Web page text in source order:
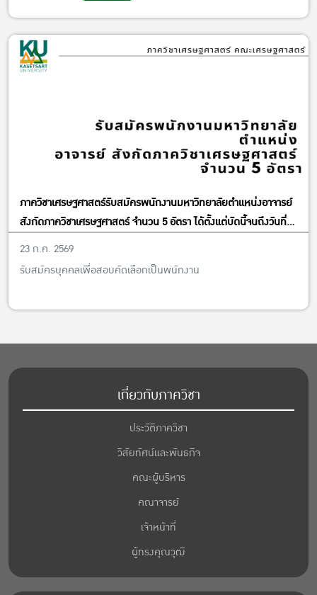
ภาควิชาเศรษฐศาสตร์รับสมัครพนักงานมหาวิทยาลัยตำแหน่งอาจารย์
สังกัดภาควิชาเศรษฐศาสตร์ จำนวน 5 อัตรา ได้ตั้งแต่บัดนี้จนถึงวันที่
13 พฤศจิกายน พ.ศ. 2569
23 ก.ค. 2569
รับสมัครบุคคลเพื่อสอบคัดเลือกเป็นพนักงาน
เกี่ยวกับภาควิชา
ประวัติภาควิชา
วิสัยทัศน์และพันธกิจ
คณะผู้บริหาร
คณาจารย์
เจ้าหน้าที่
ผู้ทรงคุณวุฒิ